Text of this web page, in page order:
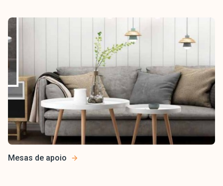
Mesas de apoio